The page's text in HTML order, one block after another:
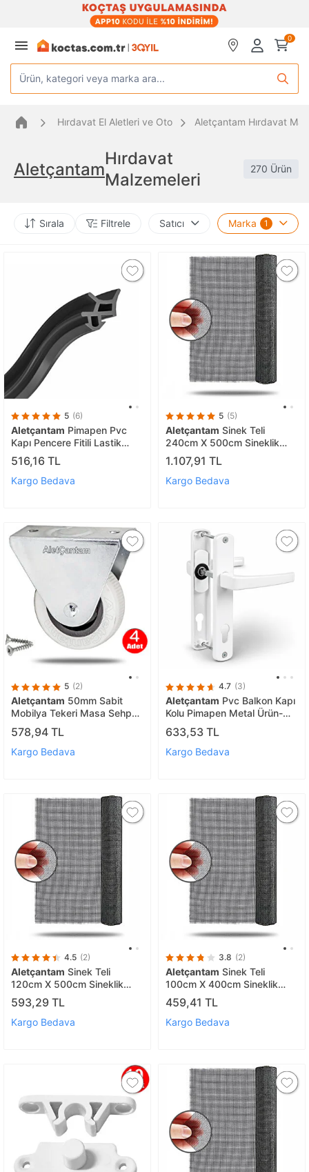
0
Ürün, kategori veya marka ara...
Hırdavat El Aletleri ve Oto Aletçantam Hırdavat
Aletçantam
Hırdavat
Malzemeleri
270 Ürün
Sırala Filtrele Satıcı Marka 1
5 (6)
Aletçantam Pimapen Pvc
Kapı Pencere Fitili Lastik
Contası Siyah - 10 Metre
516,16 TL
Kargo Bedava
5 (5)
Aletçantam Sinek Teli
240cm X 500cm Sineklik
Tülü Fiberglass (güneşe
Dayanıklı)
1.107,91 TL
Kargo Bedava
5 (2)
Aletçantam 50mm Sabit
Mobilya Tekeri Masa Sehpa
Dolap Tekerlek -4 Adet
578,94 TL
Kargo Bedava
4.7 (3)
Aletçantam Pvc Balkon Kapı
Kolu Pimapen Metal Ürün-
Beyaz
633,53 TL
Kargo Bedava
4.5 (2)
Aletçantam Sinek Teli
120cm X 500cm Sineklik
Tülü Fiberglass (güneşe
Dayanıklı)
593,29 TL
Kargo Bedava
3.8 (2)
Aletçantam Sinek Teli
100cm X 400cm Sineklik
Tülü Fiberglass (güneşe
Dayanıklı)
459,41 TL
Kargo Bedava